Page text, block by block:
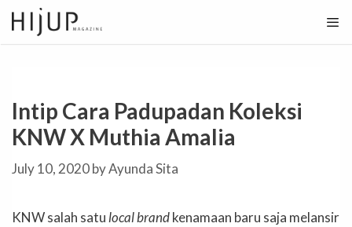
Skip
to
content
Intip Cara Padupadan Koleksi
KNW X Muthia Amalia
July 10, 2020byAyunda Sita
KNW salah satu local brandkenamaan baru saja melansir